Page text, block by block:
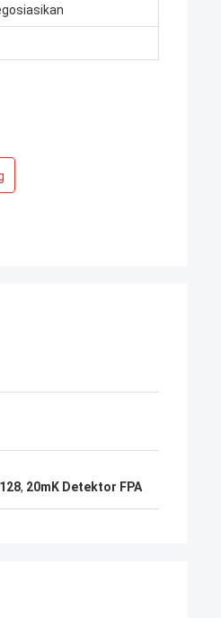
, 20mK Detektor FPA